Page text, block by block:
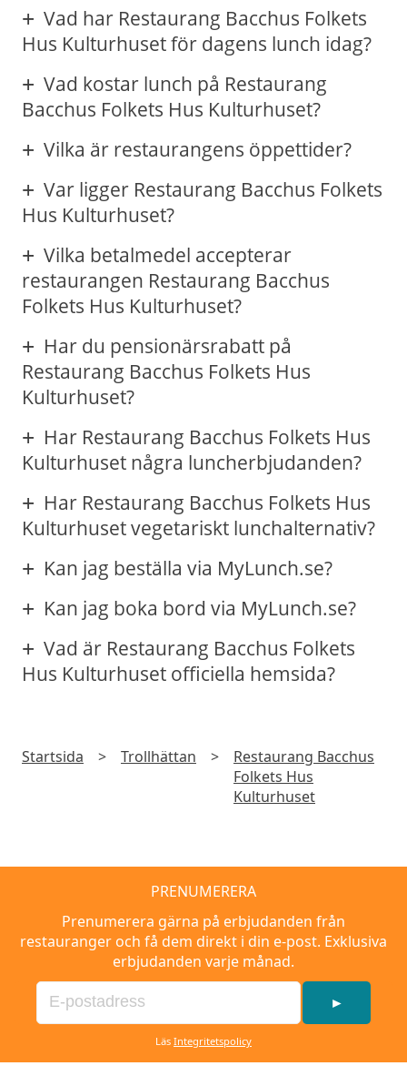
Vad har Restaurang Bacchus Folkets
Hus Kulturhuset för dagens lunch idag?
Vad kostar lunch på Restaurang
Bacchus Folkets Hus Kulturhuset?
Vilka är restaurangens öppettider?
Var ligger Restaurang Bacchus Folkets
Hus Kulturhuset?
Vilka betalmedel accepterar
restaurangen Restaurang Bacchus
Folkets Hus Kulturhuset?
Har du pensionärsrabatt på
Restaurang Bacchus Folkets Hus
Kulturhuset?
Har Restaurang Bacchus Folkets Hus
Kulturhuset några luncherbjudanden?
Har Restaurang Bacchus Folkets Hus
Kulturhuset vegetariskt lunchalternativ?
Kan jag beställa via MyLunch.se?
Kan jag boka bord via MyLunch.se?
Vad är Restaurang Bacchus Folkets
Hus Kulturhuset officiella hemsida?
Startsida > Trollhättan >
Restaurang Bacchus
Folkets Hus
Kulturhuset
PRENUMERERA
Prenumerera gärna på erbjudanden från
restauranger och få dem direkt i din e-post. Exklusiva
erbjudanden varje månad.
►
Läs Integritetspolicy